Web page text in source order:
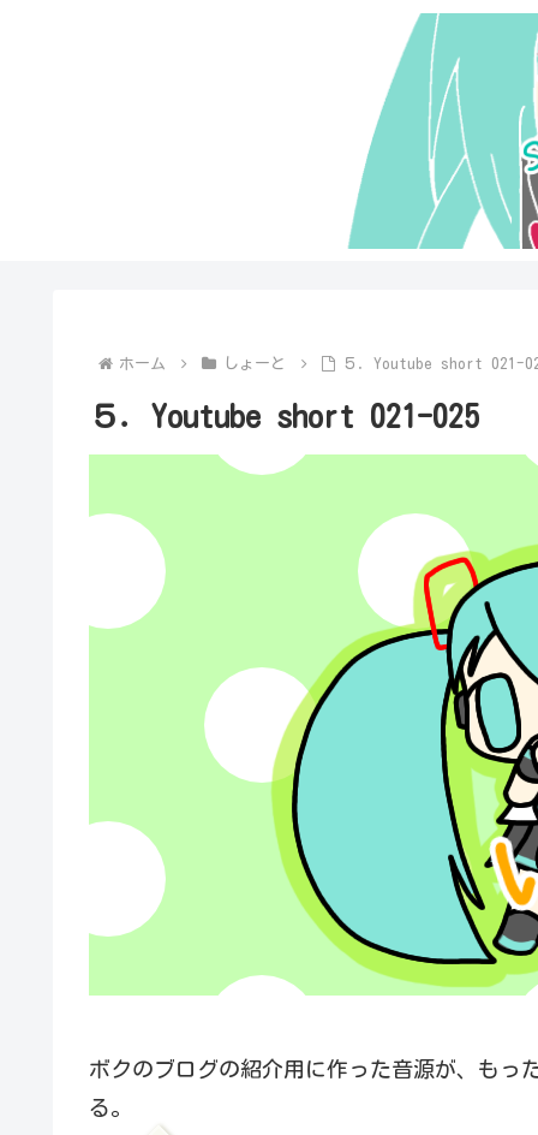
ホーム しょーと ５．Youtube short 021-
５．Youtube short 021-025
ボクのブログの紹介用に作った音源が、もっ
る。